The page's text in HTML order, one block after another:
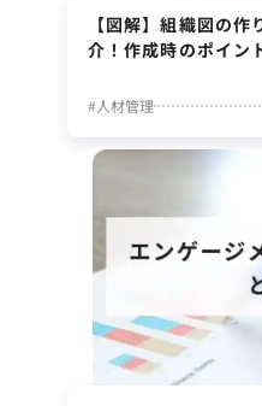
【図解】組織図の
介！作成時のポイン
#人材管理